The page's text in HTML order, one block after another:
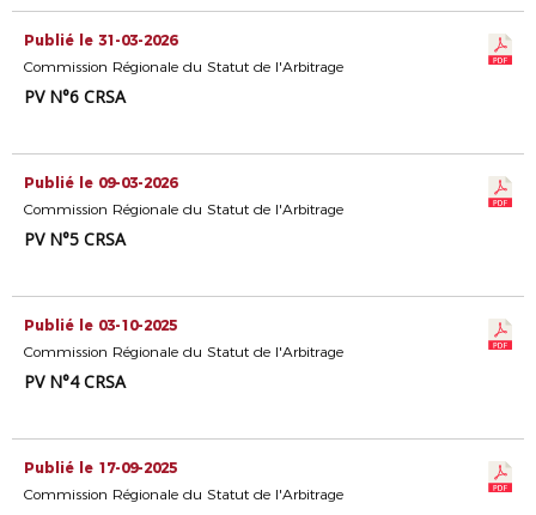
Publié le 31-03-2026
Commission Régionale du Statut de l'Arbitrage
PV N°6 CRSA
Publié le 09-03-2026
Commission Régionale du Statut de l'Arbitrage
PV N°5 CRSA
Publié le 03-10-2025
Commission Régionale du Statut de l'Arbitrage
PV N°4 CRSA
Publié le 17-09-2025
Commission Régionale du Statut de l'Arbitrage